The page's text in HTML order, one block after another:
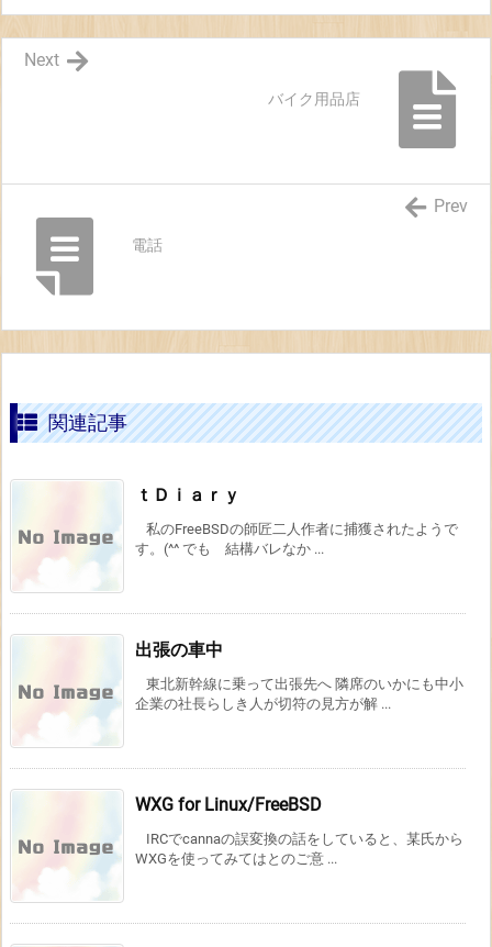
バイク用品店
Next
電話
Prev
関連記事
ｔＤｉａｒｙ
私のFreeBSDの師匠二人作者に捕獲されたようで
す。(^^ でも 結構バレなか ...
出張の車中
東北新幹線に乗って出張先へ 隣席のいかにも中小
企業の社長らしき人が切符の見方が解 ...
WXG for Linux/FreeBSD
IRCでcannaの誤変換の話をしていると、某氏から
WXGを使ってみてはとのご意 ...